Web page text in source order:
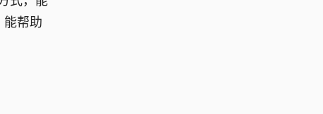
能帮助